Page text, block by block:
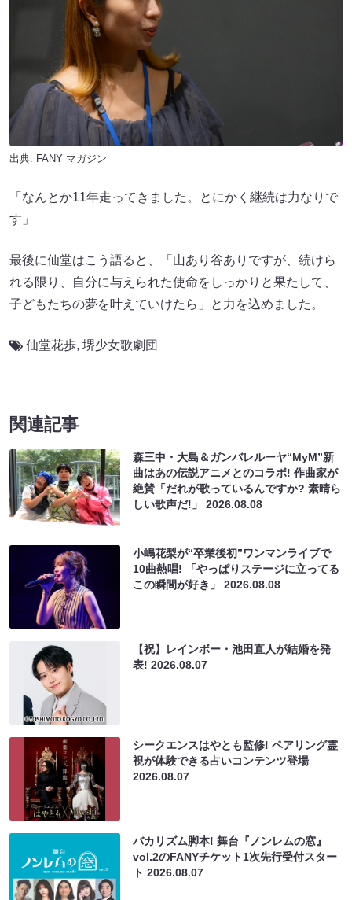
出典: FANY マガジン
「なんとか11年走ってきました。とにかく継続は力なりで
す」
最後に仙堂はこう語ると、「山あり谷ありですが、続けら
れる限り、自分に与えられた使命をしっかりと果たして、
子どもたちの夢を叶えていけたら」と力を込めました。
仙堂花歩, 堺少女歌劇団
関連記事
森三中・大島＆ガンバレルーヤ“MyM”新
曲はあの伝説アニメとのコラボ! 作曲家が
絶賛「だれが歌っているんですか? 素晴ら
しい歌声だ!」2026.08.08
小嶋花梨が“卒業後初”ワンマンライブで
10曲熱唱! 「やっぱりステージに立ってる
この瞬間が好き」2026.08.08
【祝】レインボー・池田直人が結婚を発
表!2026.08.07
シークエンスはやとも監修! ペアリング霊
視が体験できる占いコンテンツ登場
2026.08.07
バカリズム脚本! 舞台『ノンレムの窓』
vol.2のFANYチケット1次先行受付スター
ト2026.08.07